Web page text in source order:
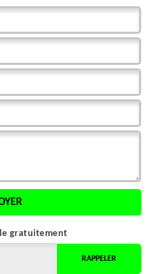
gratuitement